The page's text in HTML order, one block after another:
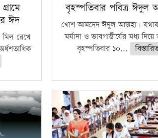
ঈদ
মিল রেখে
বৃহস্পতিবার পবিত্র ঈদুল
খোশ আমদেদ ঈদুল আজহা।
মর্যাদা ও ভাবগাম্ভীর্যের মধ্য
বৃহস্পতিবার ১০...